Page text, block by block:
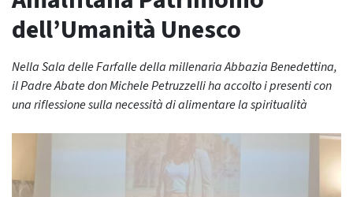
dell’Umanità Unesco
Nella Sala delle Farfalle della millenaria Abbazia Benedettina,
il Padre Abate don Michele Petruzzelli ha accolto i presenti con
una riflessione sulla necessità di alimentare la spiritualità